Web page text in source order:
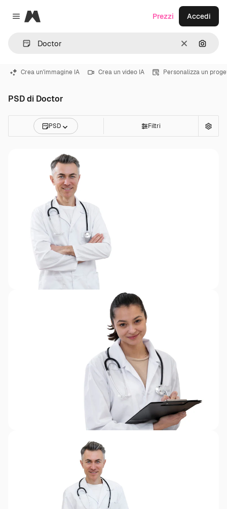
Close menu
Magnific
CancellaCerca
Prezzi Accedi
Crea un'immagine IA Crea un video IA Personalizza un
PSD di Doctor
PSD Filtri